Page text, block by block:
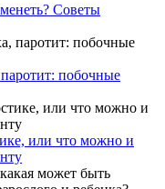
Советы
побочные
или что можно и